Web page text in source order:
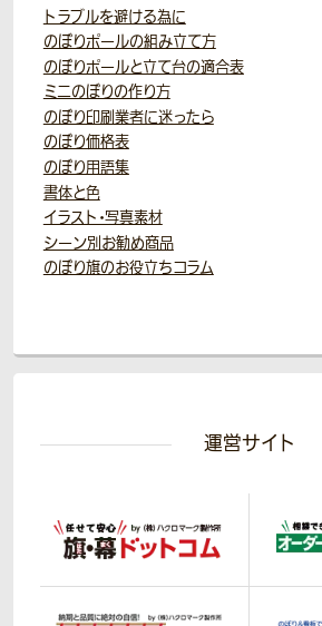
トラブルを避ける為に
のぼりポールの組み立て方
のぼりポールと立て台の適合表
ミニのぼりの作り方
のぼり印刷業者に迷ったら
のぼり価格表
のぼり用語集
書体と色
イラスト・写真素材
シーン別お勧め商品
のぼり旗のお役立ちコラム
運営サイト